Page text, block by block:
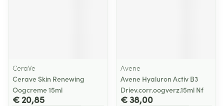
CeraVe
Cerave Skin Renewing
Oogcreme 15ml
€ 20,85
Avene
Avene Hyaluron Activ B3
Driev.corr.oogverz.15ml Nf
€ 38,00